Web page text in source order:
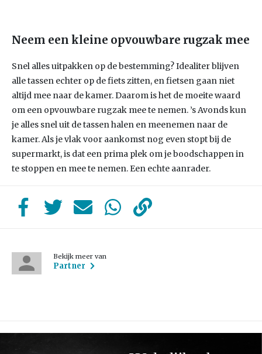
Neem een kleine opvouwbare rugzak mee
Snel alles uitpakken op de bestemming? Idealiter blijven
alle tassen echter op de fiets zitten, en fietsen gaan niet
altijd mee naar de kamer. Daarom is het de moeite waard
om een ​​opvouwbare rugzak mee te nemen. ’s Avonds kun
je alles snel uit de tassen halen en meenemen naar de
kamer. Als je vlak voor aankomst nog even stopt bij de
supermarkt, is dat een prima plek om je boodschappen in
te stoppen en mee te nemen. Een echte aanrader.
Bekijk meer van
Partner